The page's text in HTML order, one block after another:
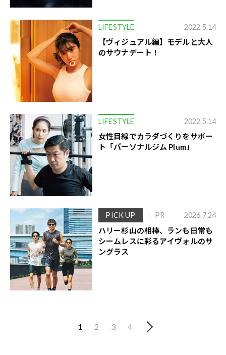
LIFESTYLE 2022.5.14
【ヴィジュアル編】モデルと大人
のサウナデート！
LIFESTYLE 2022.5.14
女性目線でカラダづくりをサポー
ト「パーソナルジム Plum」
PICK UP PR 2026.7.24
ハリー杉山の相棒、ランも日常も
シームレスに彩るアイヴォルのサ
ングラス
1 2 3 4